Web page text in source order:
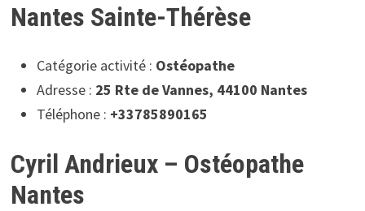
Nantes Sainte-Thérèse
Catégorie activité : Ostéopathe
Adresse : 25 Rte de Vannes, 44100 Nantes
Téléphone : +33785890165
Cyril Andrieux – Ostéopathe
Nantes